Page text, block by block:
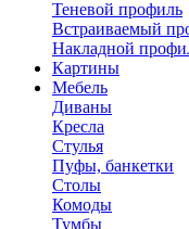
Теневой профиль
Встраиваемый
Накладной
Картины
Мебель
Диваны
Кресла
Стулья
Пуфы, банкетки
Столы
Комоды
Тумбы